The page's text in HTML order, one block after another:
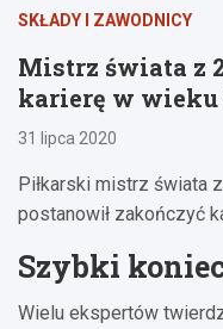
SKŁADY I ZAWODNICY
Mistrz świata z
karierę w wieku
31 lipca 2020
Piłkarski mistrz świata
postanowił zakończyć
Szybki
Wielu ekspertów